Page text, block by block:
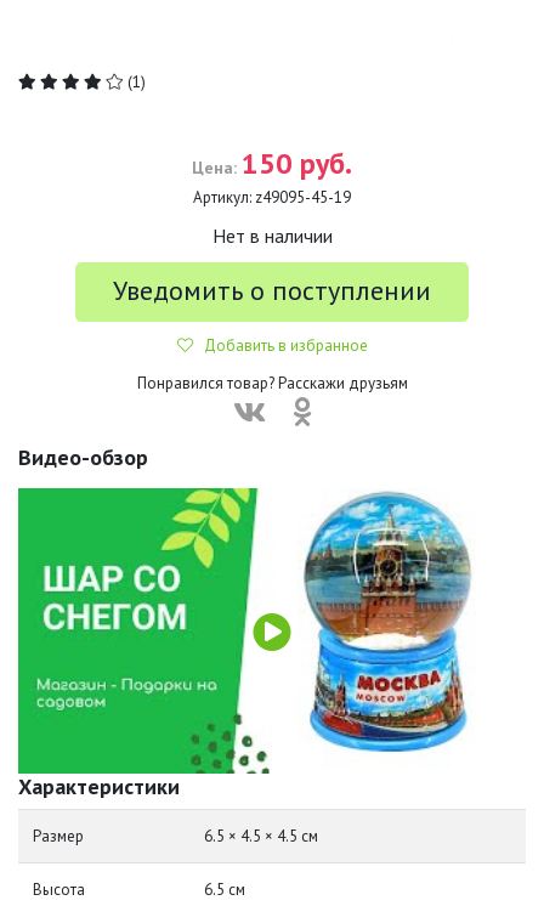
(1)
Цена: 150 руб.
Артикул: z49095-45-19
Нет в наличии
Уведомить о поступлении
Добавить в избранное
Понравился товар? Расскажи друзьям
Видео-обзор
Характеристики
Размер 6.5 × 4.5 × 4.5 см
Высота 6.5 см